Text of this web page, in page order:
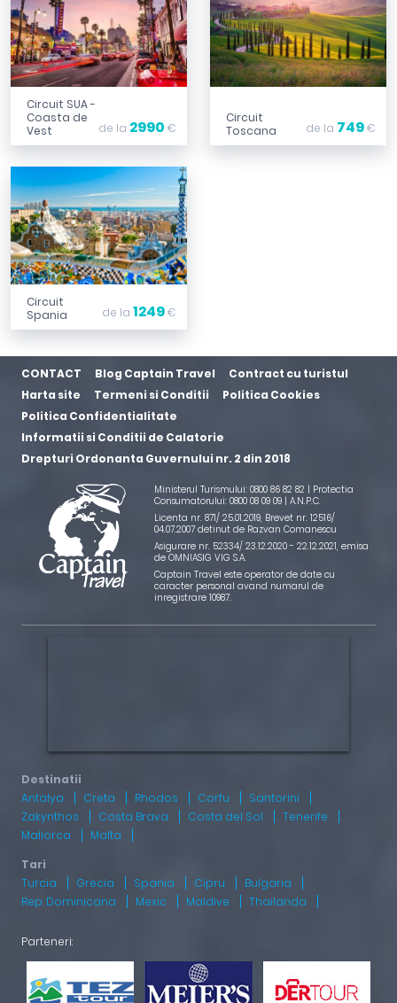
Circuit SUA -
Coasta de
Vest
de la 2990 €
Circuit
Toscana
de la 749€
Circuit
Spania
de la1249€
CONTACT Blog Captain Travel
Contract cu turistul
Harta site
Termeni si Conditii
Politica Cookies
Politica Confidentialitate
Informatii si Conditii de Calatorie
Drepturi Ordonanta Guvernului nr. 2 din 2018
Ministerul Turismului: 0800 86 82 82 | Protectia
Consumatorului: 0800 08 09 09 | A.N.P.C.
Licenta nr. 871/ 25.01.2019, Brevet nr. 12516/
04.07.2007 detinut de Razvan Comanescu
Asigurare nr. 52334/ 23.12.2020 - 22.12.2021, emisa
de OMNIASIG VIG S.A.
Captain Travel este operator de date cu
caracter personal avand numarul de
inregistrare 10987.
Antalya Creta Rhodos Corfu
Santorini
Zakynthos
Costa Brava Costa del Sol
Tenerife
Mallorca
Malta
Turcia Grecia Spania Cipru
Bulgaria
Rep. Dominicana
Mexic Maldive Thailanda